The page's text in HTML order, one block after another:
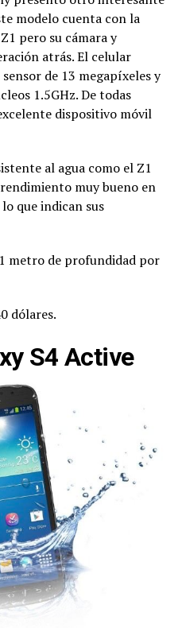
modelo cuenta con la
pero su cámara y
atrás. El celular
de 13 megapíxeles y
1.5GHz. De todas
dispositivo móvil
al agua como el Z1
muy bueno en
que indican sus
metro de profundidad por
dólares.
S4 Active